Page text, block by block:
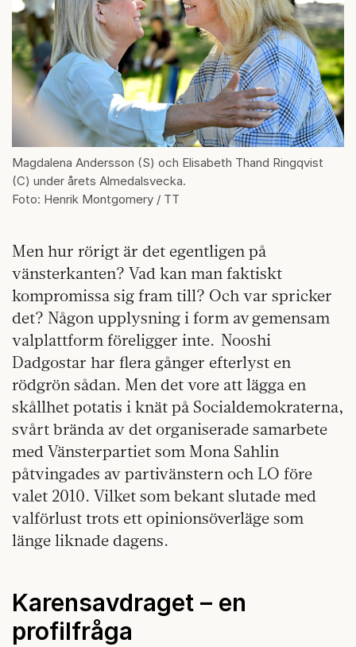
Magdalena Andersson (S) och Elisabeth Thand Ringqvist
(C) under årets Almedalsvecka.
Foto: Henrik Montgomery / TT
Men hur rörigt är det egentligen på
vänsterkanten? Vad kan man faktiskt
kompromissa sig fram till? Och var spricker
det? Någon upplysning i form av gemensam
valplattform föreligger inte. Nooshi
Dadgostar har flera gånger efterlyst en
rödgrön sådan. Men det vore att lägga en
skållhet potatis i knät på Socialdemokraterna,
svårt brända av det organiserade samarbete
med Vänsterpartiet som Mona Sahlin
påtvingades av partivänstern och LO före
valet 2010. Vilket som bekant slutade med
valförlust trots ett opinionsöverläge som
länge liknade dagens.
Karensavdraget – en
profilfråga